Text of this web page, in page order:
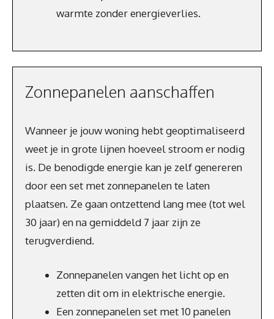
warmte zonder energieverlies.
Zonnepanelen aanschaffen
Wanneer je jouw woning hebt geoptimaliseerd
weet je in grote lijnen hoeveel stroom er nodig
is. De benodigde energie kan je zelf genereren
door een set met zonnepanelen te laten
plaatsen. Ze gaan ontzettend lang mee (tot wel
30 jaar) en na gemiddeld 7 jaar zijn ze
terugverdiend.
Zonnepanelen vangen het licht op en
zetten dit om in elektrische energie.
Een zonnepanelen set met 10 panelen